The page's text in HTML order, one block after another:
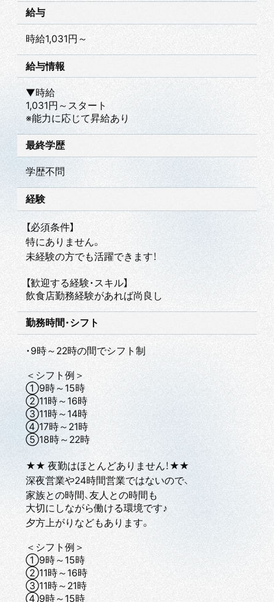
給与
時給1,031円～
給与情報
▼時給
1,031円～スタート
※能力に応じて昇給あり
最終学歴
学歴不問
経験
【必須条件】
特にありません。
未経験の方でも活躍できます！
【歓迎する経験・スキル】
飲食店勤務経験があれば尚良し
勤務時間・シフト
・9時～22時の間でシフト制
＜シフト例＞
①9時～15時
②11時～16時
③11時～14時
④17時～21時
⑤18時～22時
★★ 夜勤はほとんどありません！★★
深夜営業や24時間営業ではないので、
家族との時間、友人との時間も
大切にしながら働ける環境です♪
夕方上がりなどもあります。
＜シフト例＞
①9時～15時
②11時～16時
③11時～21時
④9時～15時